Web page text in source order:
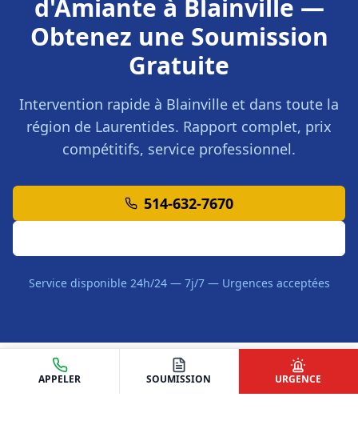
d'Amiante à Blainville —
Obtenez une Soumission
Gratuite
Intervention rapide à Blainville et dans toute la
région de Laurentides. Rapport complet, prix
compétitifs, service professionnel.
514-632-7670
Service disponible 24h/24 — 7j/7 — Urgences acceptées
APPELER SOUMISSION URGENCE